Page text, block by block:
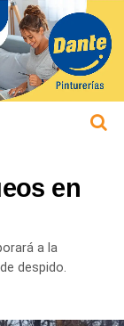
en
a la
despido.